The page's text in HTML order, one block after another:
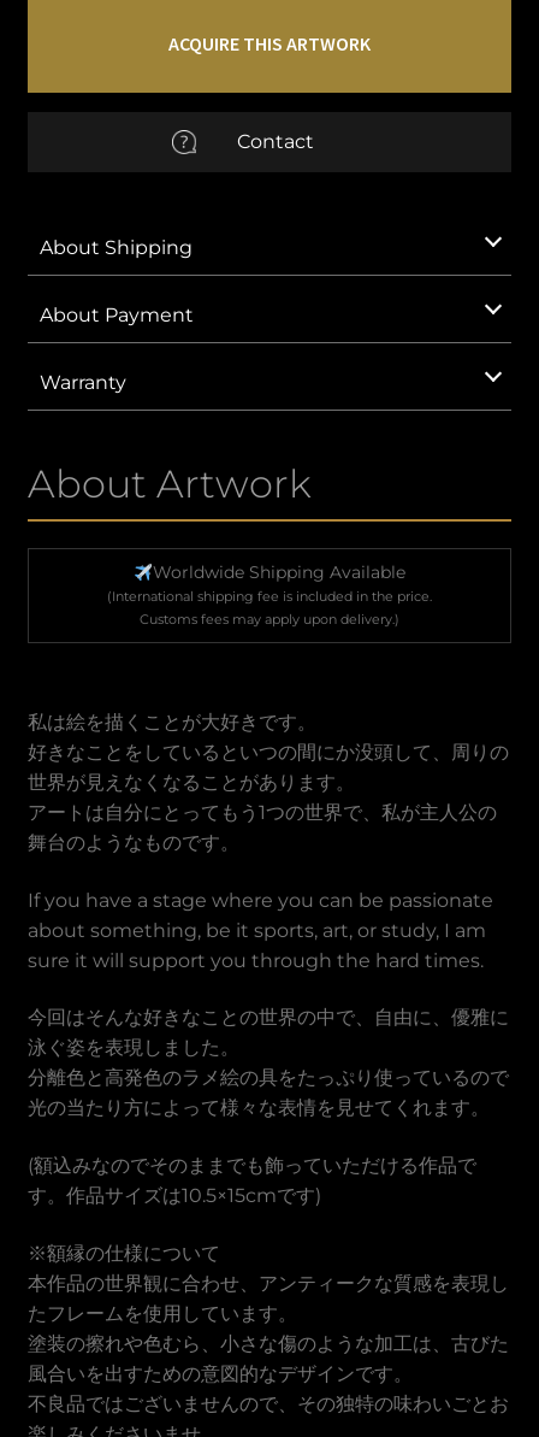
EUR
Euro
IDR
KRW
VND
quantity
ACQUIRE THIS ARTWORK
Contact
About Shipping
About Payment
Warranty
About Artwork
Worldwide Shipping Available
(International shipping fee is included in the price.
Customs fees may apply upon delivery.)
私は絵を描くことが大好きです。
好きなことをしているといつの間にか没頭して、周りの
世界が見えなくなることがあります。
アートは自分にとってもう1つの世界で、私が主人公の
舞台のようなものです。
If you have a stage where you can be passionate
about something, be it sports, art, or study, I am
sure it will support you through the hard times.
今回はそんな好きなことの世界の中で、自由に、優雅に
泳ぐ姿を表現しました。
分離色と高発色のラメ絵の具をたっぷり使っているので
光の当たり方によって様々な表情を見せてくれます。
(額込みなのでそのままでも飾っていただける作品で
す。作品サイズは10.5×15cmです)
※額縁の仕様について
本作品の世界観に合わせ、アンティークな質感を表現し
たフレームを使用しています。
塗装の擦れや色むら、小さな傷のような加工は、古びた
風合いを出すための意図的なデザインです。
不良品ではございませんので、その独特の味わいごとお